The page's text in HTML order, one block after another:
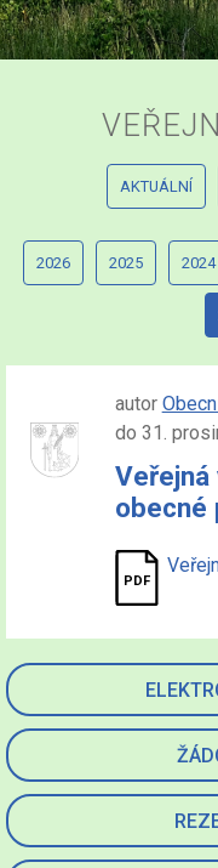
AKTUÁLNÍ
2026 2025 2024
autor
do 31.
obecné